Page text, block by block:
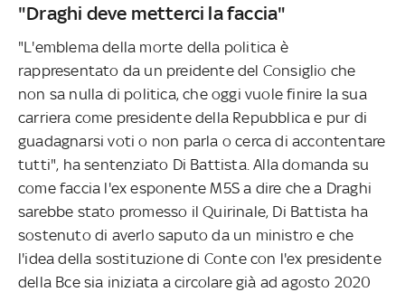
"Draghi deve metterci la faccia"
"L'emblema della morte della politica è
rappresentato da un preidente del Consiglio che
non sa nulla di politica, che oggi vuole finire la sua
carriera come presidente della Repubblica e pur di
guadagnarsi voti o non parla o cerca di accontentare
tutti", ha sentenziato Di Battista. Alla domanda su
come faccia l'ex esponente M5S a dire che a Draghi
sarebbe stato promesso il Quirinale, Di Battista ha
sostenuto di averlo saputo da un ministro e che
l'idea della sostituzione di Conte con l'ex presidente
della Bce sia iniziata a circolare già ad agosto 2020